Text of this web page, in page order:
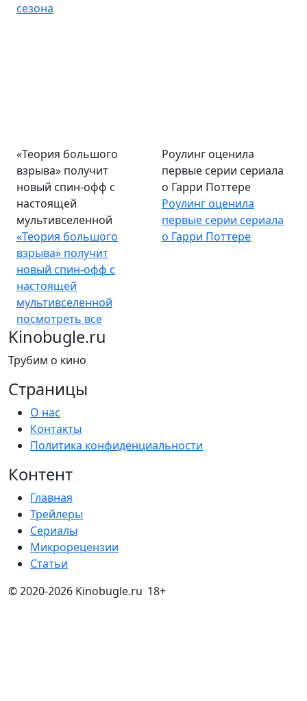
сезона
«Теория большого
взрыва» получит
новый спин-офф с
настоящей
мультивселенной
«Теория большого
взрыва» получит
новый спин-офф с
настоящей
мультивселенной
Роулинг оценила
первые серии сериала
о Гарри Поттере
Роулинг оценила
первые серии сериала
о Гарри Поттере
посмотреть все
Kinobugle.ru
Трубим о кино
Страницы
О нас
Контакты
Политика конфиденциальности
Контент
Главная
Трейлеры
Сериалы
Микрорецензии
Статьи
© 2020-2026 Kinobugle.ru 18+